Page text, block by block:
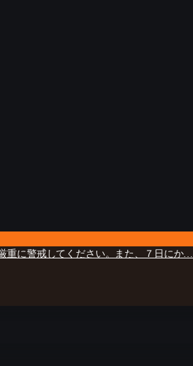
重に警戒してください。また、７日にか…